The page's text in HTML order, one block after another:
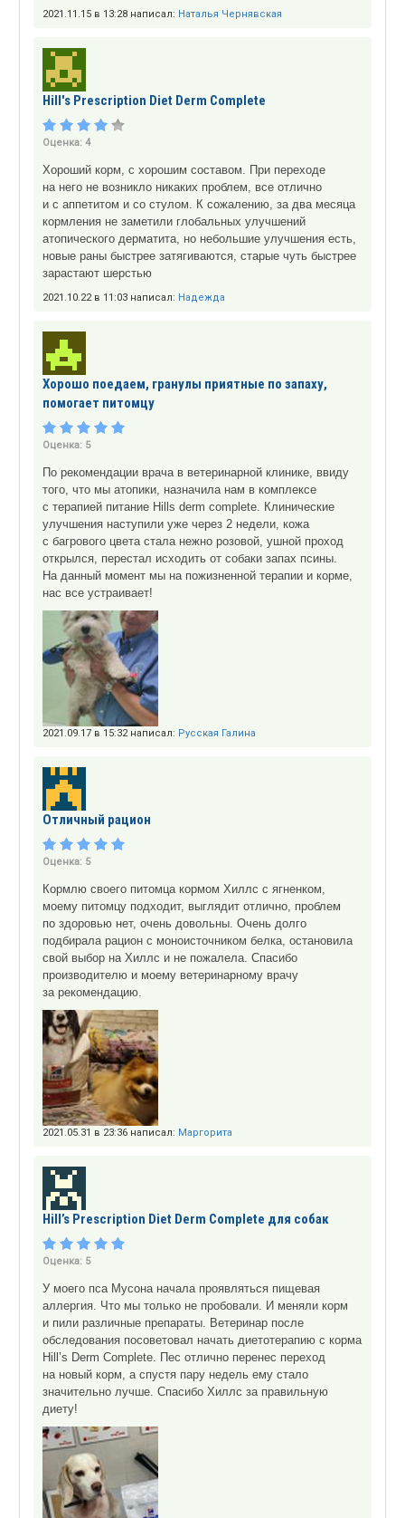
2021.11.15 в 13:28 написал: Наталья Чернявская
Hill's Prescription Diet Derm Complete
Оценка: 4
Хороший корм, с хорошим составом. При переходе
на него не возникло никаких проблем, все отлично
и с аппетитом и со стулом. К сожалению, за два месяца
кормления не заметили глобальных улучшений
атопического дерматита, но небольшие улучшения есть,
новые раны быстрее затягиваются, старые чуть быстрее
зарастают шерстью
2021.10.22 в 11:03 написал: Надежда
Хорошо поедаем, гранулы приятные по запаху,
помогает питомцу
Оценка: 5
По рекомендации врача в ветеринарной клинике, ввиду
того, что мы атопики, назначила нам в комплексе
с терапией питание Hills derm complete. Клинические
улучшения наступили уже через 2 недели, кожа
с багрового цвета стала нежно розовой, ушной проход
открылся, перестал исходить от собаки запах псины.
На данный момент мы на пожизненной терапии и корме,
нас все устраивает!
2021.09.17 в 15:32 написал: Русская Галина
Отличный рацион
Оценка: 5
Кормлю своего питомца кормом Хиллс с ягненком,
моему питомцу подходит, выглядит отлично, проблем
по здоровью нет, очень довольны. Очень долго
подбирала рацион с моноисточником белка, остановила
свой выбор на Хиллс и не пожалела. Спасибо
производителю и моему ветеринарному врачу
за рекомендацию.
2021.05.31 в 23:36 написал: Маргорита
Hill’s Prescription Diet Derm Complete для собак
Оценка: 5
У моего пса Мусона начала проявляться пищевая
аллергия. Что мы только не пробовали. И меняли корм
и пили различные препараты. Ветеринар после
обследования посоветовал начать диетотерапию с корма
Hill’s Derm Complete. Пес отлично перенес переход
на новый корм, а спустя пару недель ему стало
значительно лучше. Спасибо Хиллс за правильную
диету!